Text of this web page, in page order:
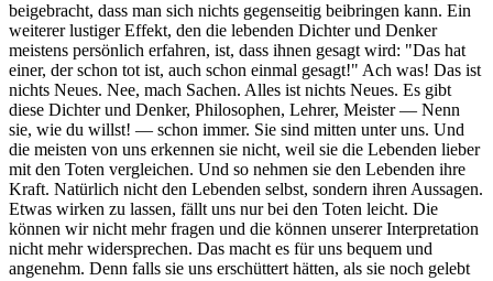
beigebracht, dass man sich nichts gegenseitig beibringen kann. Ein
weiterer lustiger Effekt, den die lebenden Dichter und Denker
meistens persönlich erfahren, ist, dass ihnen gesagt wird: "Das hat
einer, der schon tot ist, auch schon einmal gesagt!" Ach was! Das ist
nichts Neues. Nee, mach Sachen. Alles ist nichts Neues. Es gibt
diese Dichter und Denker, Philosophen, Lehrer, Meister — Nenn
sie, wie du willst! — schon immer. Sie sind mitten unter uns. Und
die meisten von uns erkennen sie nicht, weil sie die Lebenden lieber
mit den Toten vergleichen. Und so nehmen sie den Lebenden ihre
Kraft. Natürlich nicht den Lebenden selbst, sondern ihren Aussagen.
Etwas wirken zu lassen, fällt uns nur bei den Toten leicht. Die
können wir nicht mehr fragen und die können unserer Interpretation
nicht mehr widersprechen. Das macht es für uns bequem und
angenehm. Denn falls sie uns erschüttert hätten, als sie noch gelebt